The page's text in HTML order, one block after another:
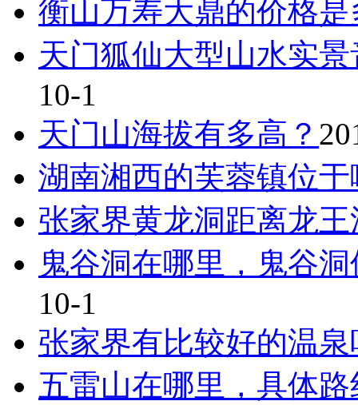
衡山万寿大鼎的价格
天门狐仙大型山水实
10-1
天门山海拔有多高？
湖南湘西的芙蓉镇位
张家界黄龙洞距离龙
鬼谷洞在哪里，鬼谷
10-1
张家界有比较好的温
五雷山在哪里，具体